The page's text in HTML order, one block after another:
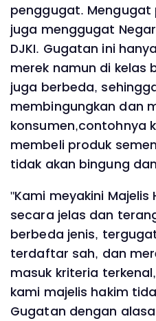
penggugat.
juga menggugat
DJKI. Gugatan ini
merek namun di kelas
juga berbeda,
membingungkan dan
konsumen,contohnya
membeli produk
tidak akan bingung
"Kami meyakini
secara jelas dan
berbeda jenis,
terdaftar sah, dan
masuk kriteria
kami majelis hakim
Gugatan dengan